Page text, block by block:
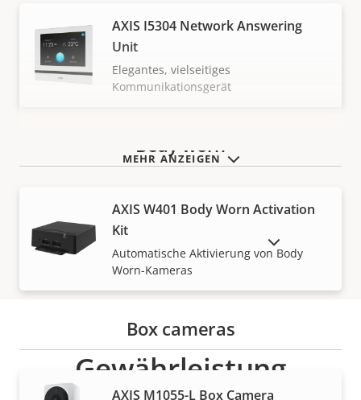
MEHR ANZEIGEN
AXIS I5304 Network Answering
Unit
Elegantes, vielseitiges
Kommunikationsgerät
Body worn
AXIS W401 Body Worn Activation
Kit
Automatische Aktivierung von Body
Worn-Kameras
Box cameras
AXIS M1055-L Box Camera
AUSLAUFPRODUKTE ANZEIGEN
Gewährleistung